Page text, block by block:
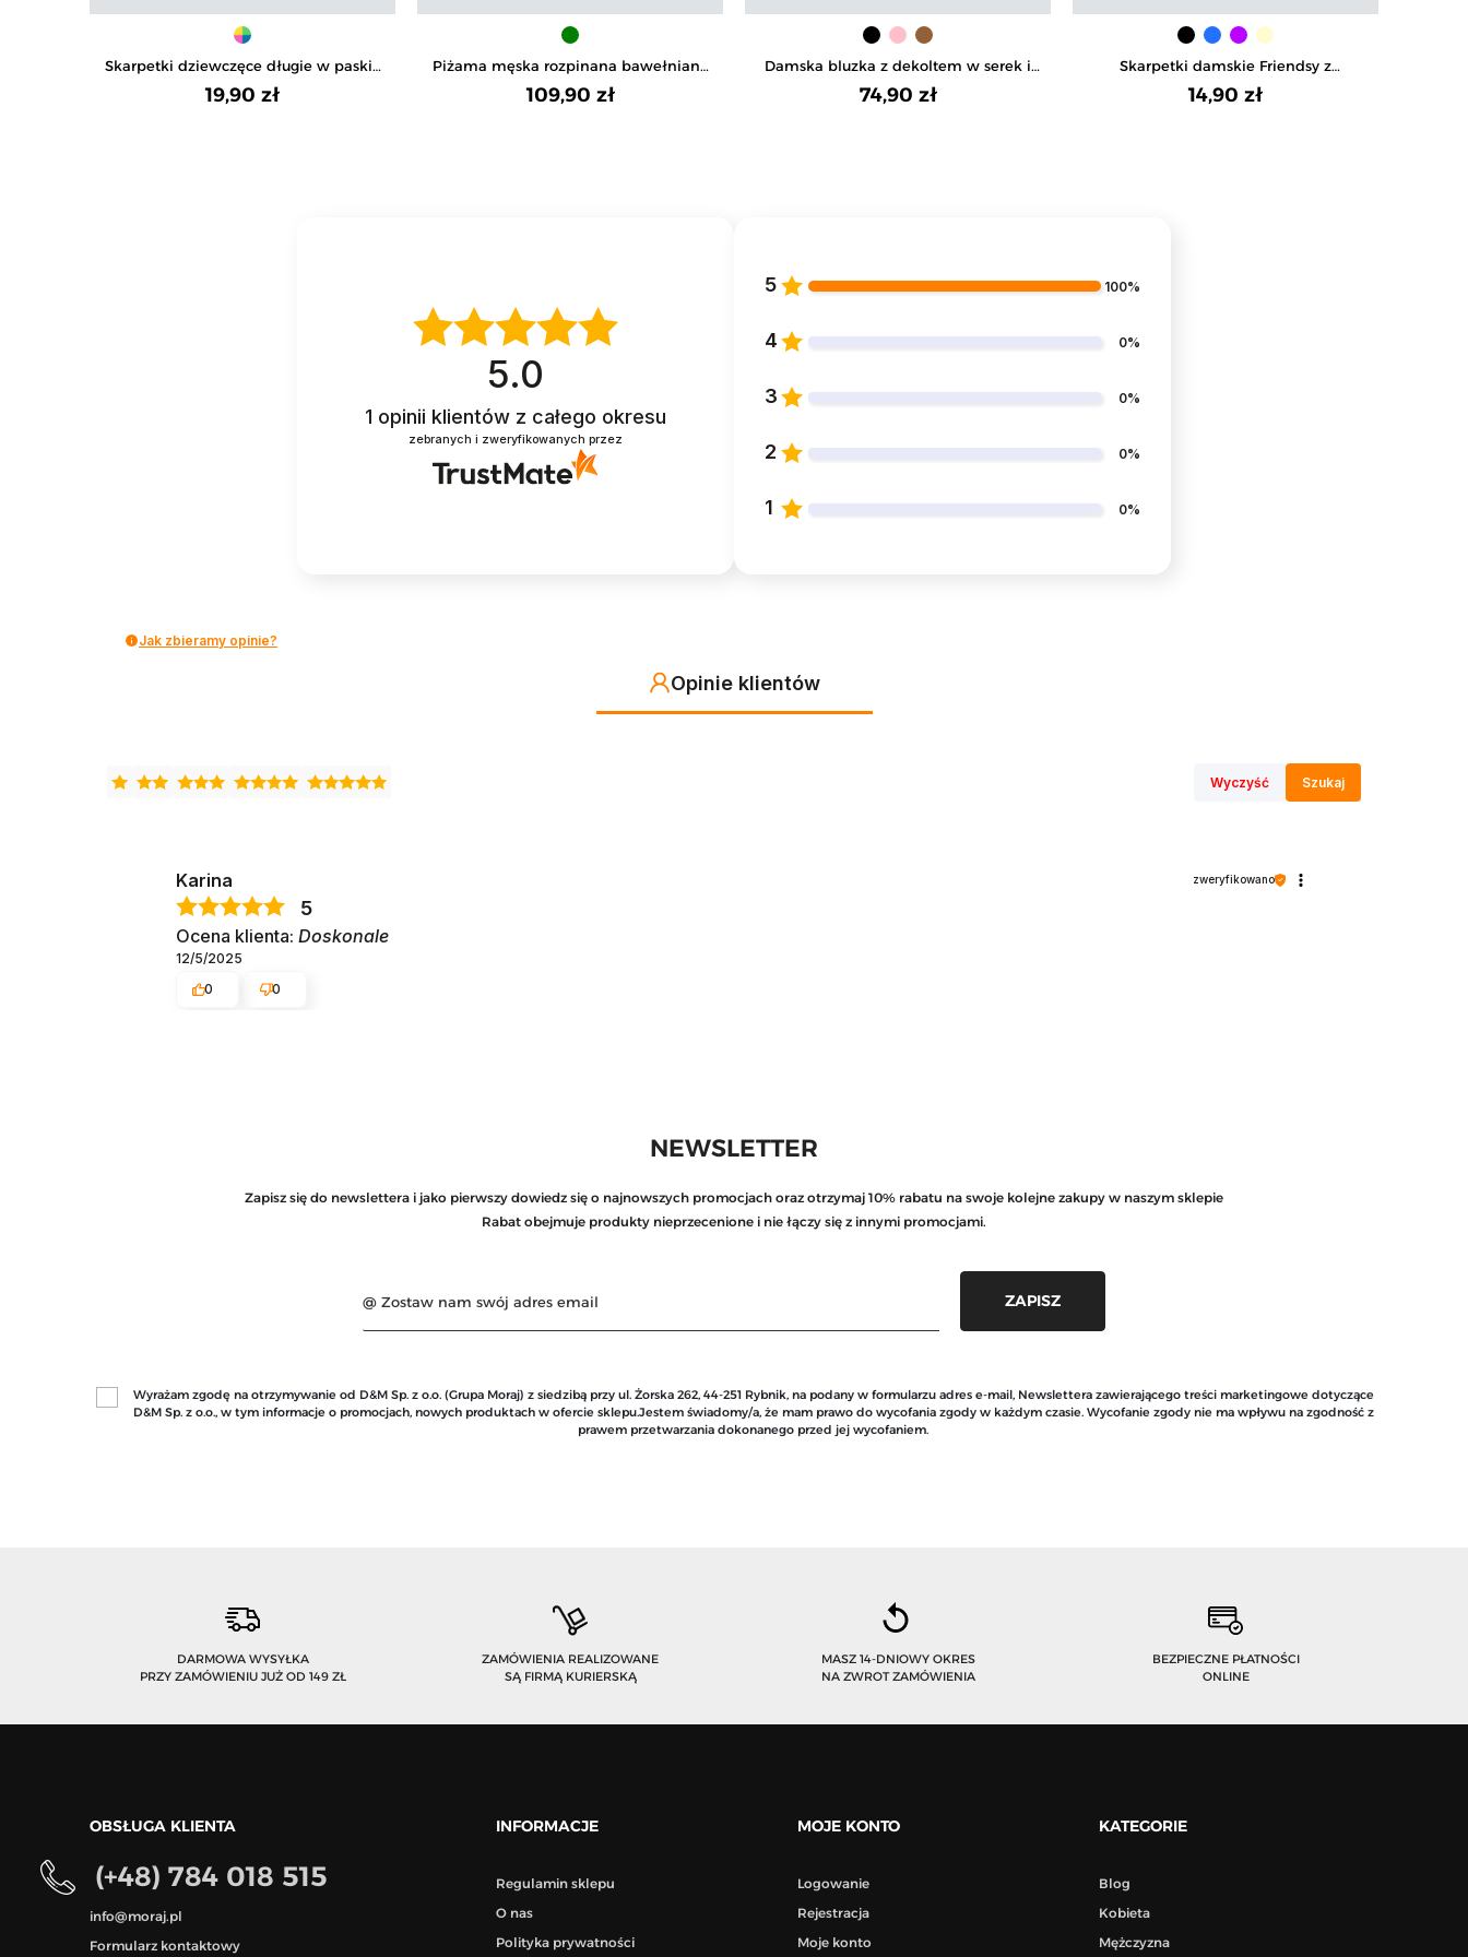
Skarpetki dziewczęce długie w paski i
kotki 3-pak
19,90 zł
Piżama męska rozpinana bawełniana
z długim rękawem
109,90 zł
Damska bluzka z dekoltem w serek i
ozdobnym wykończeniem
74,90 zł
Skarpetki damskie Friendsy z
magnetycznymi rączkami wesołe
14,90 zł
5.0
1 opinii klientów z całego okresu
zebranych i zweryfikowanych przez
5 100%
4 0%
3 0%
2 0%
1 0%
Jak zbieramy opinie?
Opinie klientów
Wyczyść Szukaj
Karina zweryfikowano
5
Ocena klienta: Doskonale
12/5/2025
0
0
NEWSLETTER
Zapisz się do newslettera i jako pierwszy dowiedz się o najnowszych promocjach oraz otrzymaj 10% rabatu na swoje kolejne zakupy w naszym sklepie
Rabat obejmuje produkty nieprzecenione i nie łączy się z innymi promocjami.
Wyrażam zgodę na otrzymywanie od D&M Sp. z o.o. (Grupa Moraj) z siedzibą przy ul. Żorska 262, 44-251 Rybnik, na podany w formularzu adres e-mail, Newslettera zawierającego treści marketingowe dotyczące
D&M Sp. z o.o., w tym informacje o promocjach, nowych produktach w ofercie sklepu.Jestem świadomy/a, że mam prawo do wycofania zgody w każdym czasie. Wycofanie zgody nie ma wpływu na zgodność z
prawem przetwarzania dokonanego przed jej wycofaniem.
DARMOWA WYSYŁKA
PRZY ZAMÓWIENIU JUŻ OD 149 ZŁ
ZAMÓWIENIA REALIZOWANE
SĄ FIRMĄ KURIERSKĄ
MASZ 14-DNIOWY OKRES
NA ZWROT ZAMÓWIENIA
BEZPIECZNE PŁATNOŚCI
ONLINE
OBSŁUGA KLIENTA
(+48) 784 018 515
info@moraj.pl
Formularz kontaktowy
INFORMACJE
Regulamin sklepu
O nas
Polityka prywatności
MOJE KONTO
Logowanie
Rejestracja
Moje konto
KATEGORIE
Blog
Kobieta
Mężczyzna